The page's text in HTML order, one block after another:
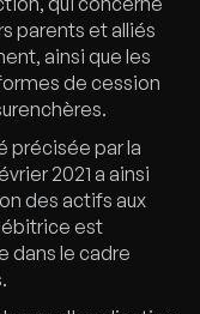
parents et alliés
ainsi que les
de cession
précisée par la
2021 a ainsi
des actifs aux
est
dans le cadre